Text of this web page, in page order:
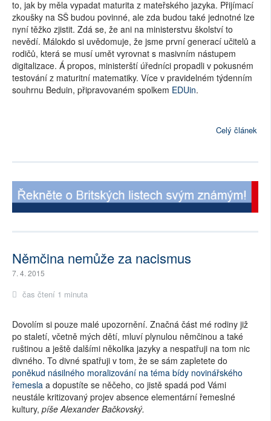
to, jak by měla vypadat maturita z mateřského jazyka. Přijímací
zkoušky na SŠ budou povinné, ale zda budou také jednotné lze
nyní těžko zjistit. Zdá se, že ani na ministerstvu školství to
nevědí. Málokdo si uvědomuje, že jsme první generací učitelů a
rodičů, která se musí umět vyrovnat s masivním nástupem
digitalizace. Á propos, ministerští úředníci propadli v pokusném
testování z maturitní matematiky. Více v pravidelném týdenním
souhrnu Beduin, připravovaném spolkem EDUin.
Celý článek
Němčina nemůže za nacismus
7. 4. 2015
čas čtení 1 minuta
Dovolím si pouze malé upozornění. Značná část mé rodiny již
po staletí, včetně mých dětí, mluví plynulou němčinou a také
ruštinou a ještě dalšími několika jazyky a nespatřuji na tom nic
divného. To divné spatřuji v tom, že se sám zapletete do
poněkud násilného moralizování na téma bídy novinářského
řemesla a dopustíte se něčeho, co jistě spadá pod Vámi
neustále kritizovaný projev absence elementární řemeslné
kultury, píše Alexander Bačkovský.